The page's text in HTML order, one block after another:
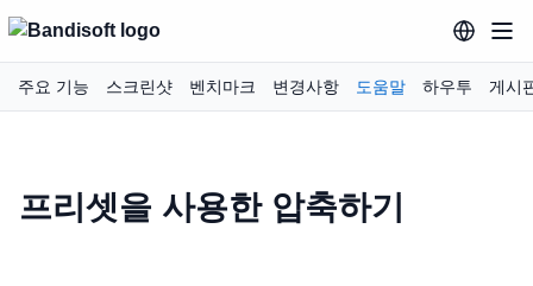
주요 기능 스크린샷 벤치마크 변경사항 도움말 하우투 게시
프리셋을 사용한 압축하기